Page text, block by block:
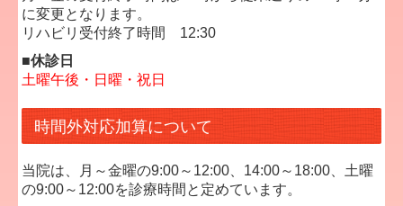
に変更となります。
リハビリ受付終了時間 12:30
■休診日
土曜午後・日曜・祝日
時間外対応加算について
当院は、月～金曜の9:00～12:00、14:00～18:00、土曜
の9:00～12:00を診療時間と定めています。